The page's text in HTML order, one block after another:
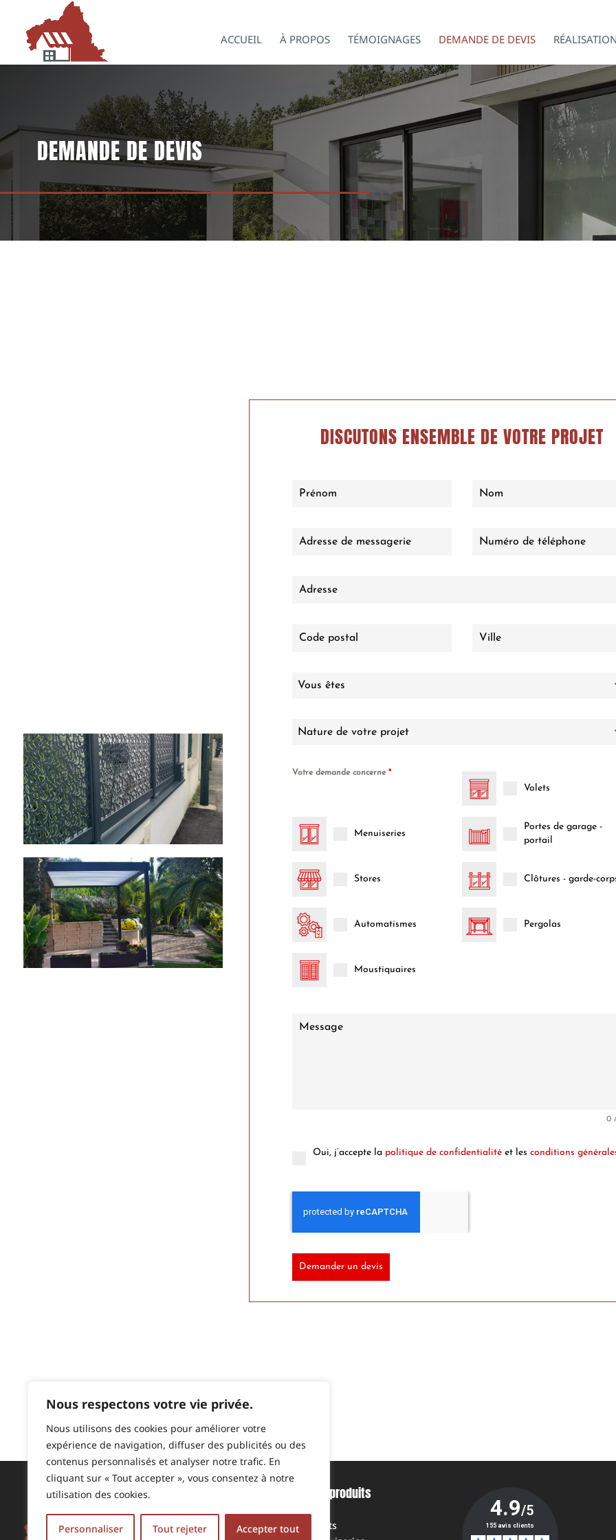
Nous respectons votre vie privée.
Nous utilisons des cookies pour améliorer votre
expérience de navigation, diffuser des publicités ou des
contenus personnalisés et analyser notre trafic. En
cliquant sur « Tout accepter », vous consentez à notre
utilisation des cookies.
Personnaliser Tout rejeter Accepter tout
ACCUEIL À PROPOS TÉMOIGNAGES DEMANDE DE DEVIS
DEMANDE DE DEVIS
DISCUTONS ENSEMBLE DE VOTRE PROJET
Vous êtes
Nature de votre projet
Votre demande concerne*
Volets
Menuiseries
Portes de garage -
portail
Stores Clôtures - garde-
Automatismes Pergolas
Moustiquaires
0
Oui, j’accepte la politique de confidentialité et lesconditions
Demander un devis
330 Impasse Puy Laroque
Nos produits
Volets